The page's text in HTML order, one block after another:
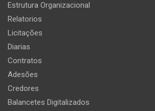
Estrutura Organizacional
Relatorios
Licitações
Diarias
Contratos
Adesões
Credores
Balancetes Digitalizados